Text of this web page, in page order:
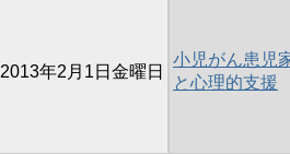
2013年2月1日金曜日
小児がん患児
と心理的支援